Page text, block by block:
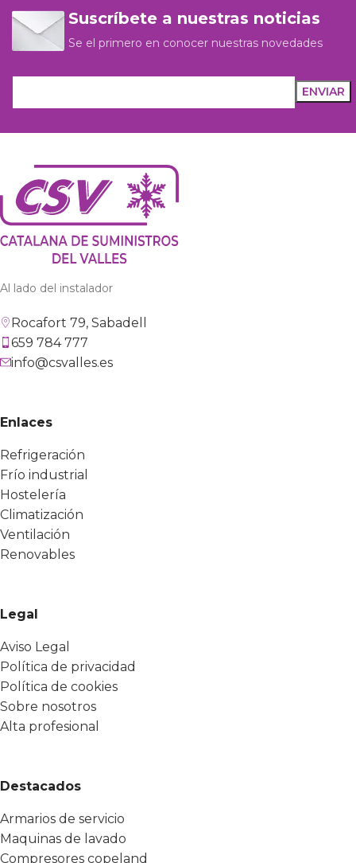
Suscríbete a nuestras noticias
Se el primero en conocer nuestras novedades
Al lado del instalador
Rocafort 79, Sabadell
659 784 777
info@csvalles.es
Enlaces
Refrigeración
Frío industrial
Hostelería
Climatización
Ventilación
Renovables
Legal
Aviso Legal
Política de privacidad
Política de cookies
Sobre nosotros
Alta profesional
Destacados
Armarios de servicio
Maquinas de lavado
Compresores copeland